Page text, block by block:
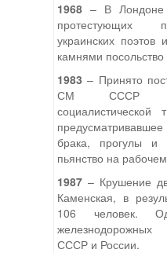
1968– В Лондоне
протестующих
украинских поэтов
камнями
1983 – Принято
СМ СССР
социалистической
брака, прогулы и
пьянство на
1987– Крушение
Каменская, в
106 человек.
СССР и России.